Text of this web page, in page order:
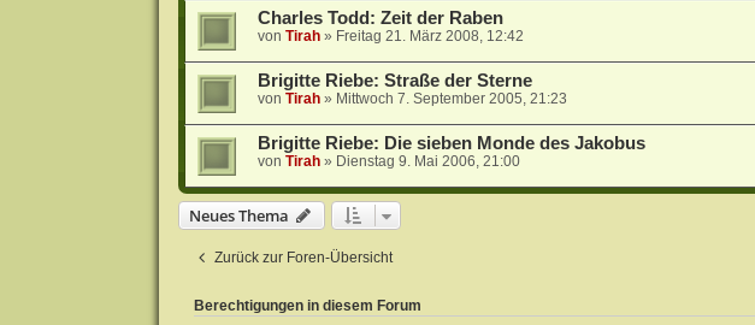
Charles Todd: Zeit der Raben
von Tirah» Freitag 21. März 2008, 12:42
Brigitte Riebe: Straße der Sterne
von Tirah» Mittwoch 7. September 2005, 21:23
Brigitte Riebe: Die sieben Monde des Jakobus
von Tirah» Dienstag 9. Mai 2006, 21:00
Neues Thema
Zurück zur Foren-Übersicht
Berechtigungen in diesem Forum